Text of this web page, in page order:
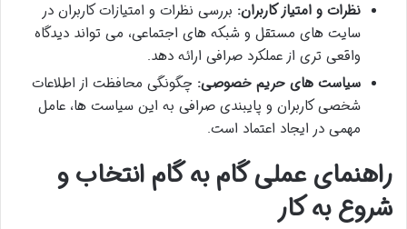
نظرات و امتیاز کاربران: بررسی نظرات و امتیازات کاربران در
سایت های مستقل و شبکه های اجتماعی، می تواند دیدگاه
واقعی تری از عملکرد صرافی ارائه دهد.
سیاست های حریم خصوصی: چگونگی محافظت از اطلاعات
شخصی کاربران و پایبندی صرافی به این سیاست ها، عامل
مهمی در ایجاد اعتماد است.
راهنمای عملی گام به گام انتخاب و
شروع به کار